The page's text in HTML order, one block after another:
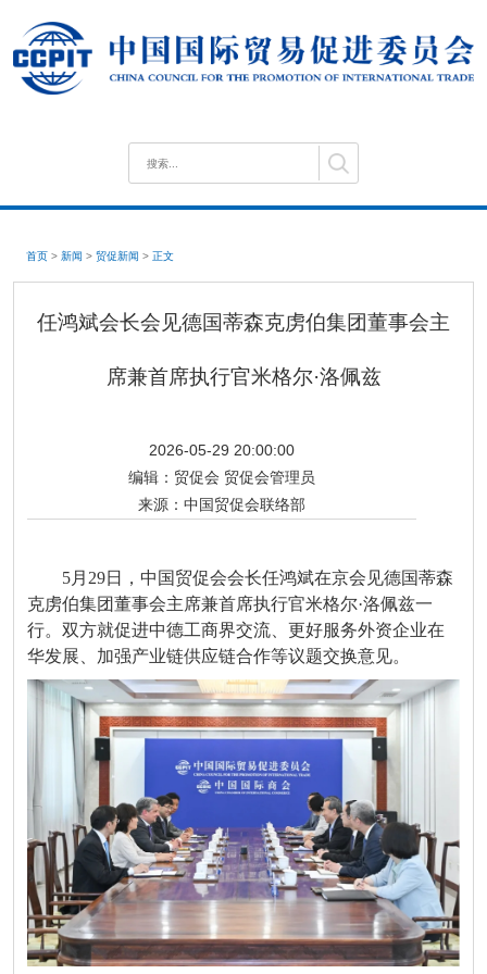
首页 > 新闻 > 贸促新闻 > 正文
任鸿斌会长会见德国蒂森克虏伯集团董事会主
席兼首席执行官米格尔·洛佩兹
2026-05-29 20:00:00
编辑： 贸促会 贸促会管理员
来源： 中国贸促会联络部
5月29日，中国贸促会会长任鸿斌在京会见德国蒂森
克虏伯集团董事会主席兼首席执行官米格尔·洛佩兹一
行。双方就促进中德工商界交流、更好服务外资企业在
华发展、加强产业链供应链合作等议题交换意见。